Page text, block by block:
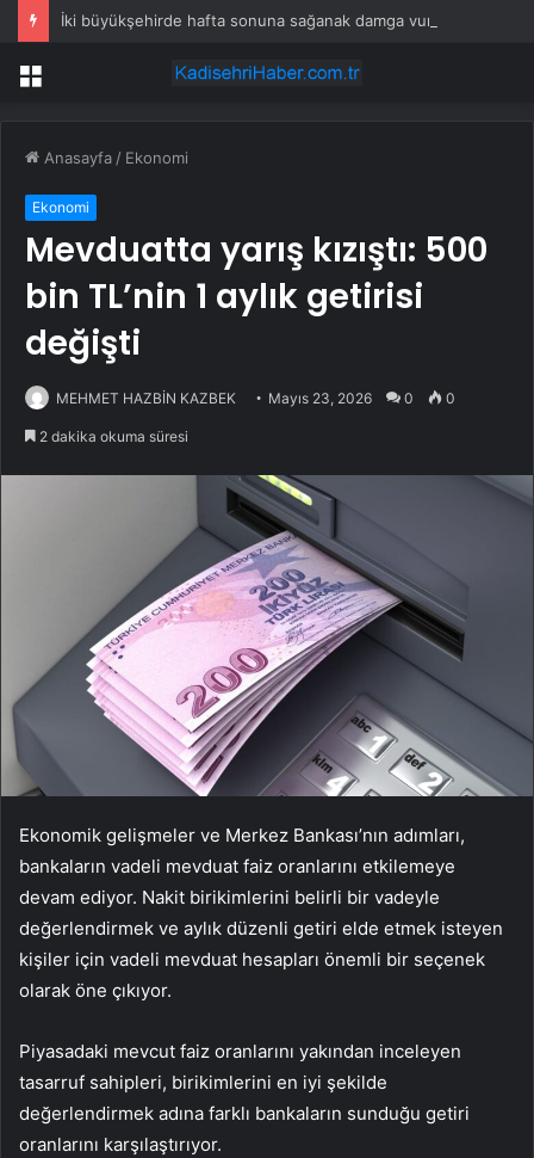
Menü
Anasayfa / Ekonomi
Ekonomi
Mevduatta yarış kızıştı: 500
bin TL’nin 1 aylık getirisi
değişti
MEHMET HAZBİN KAZBEK Mayıs 23, 2026 0 0
2 dakika okuma süresi
Ekonomik gelişmeler ve Merkez Bankası’nın adımları,
bankaların vadeli mevduat faiz oranlarını etkilemeye
devam ediyor. Nakit birikimlerini belirli bir vadeyle
değerlendirmek ve aylık düzenli getiri elde etmek isteyen
kişiler için vadeli mevduat hesapları önemli bir seçenek
olarak öne çıkıyor.
Piyasadaki mevcut faiz oranlarını yakından inceleyen
tasarruf sahipleri, birikimlerini en iyi şekilde
değerlendirmek adına farklı bankaların sunduğu getiri
oranlarını karşılaştırıyor.